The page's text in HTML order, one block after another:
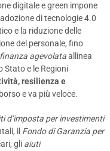
digitale e green impone
di tecnologie 4.0
e la riduzione delle
del personale, fino
finanza agevolataallinea
Stato e le Regioni
resilienza e
e va più veloce.
d’imposta per investimenti
il Fondo di Garanzia per
gli aiuti